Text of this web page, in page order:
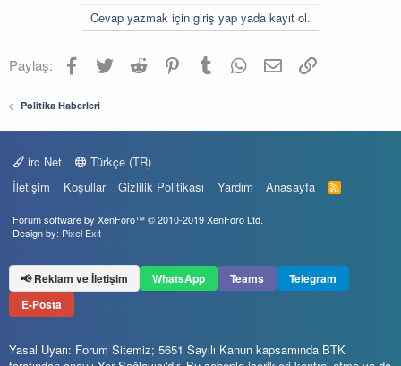
Cevap yazmak için giriş yap yada kayıt ol.
Paylaş: Facebook
TwitterReddit PinterestTumblr WhatsApp
E-postaLink
Politika Haberleri
irc Net
Türkçe (TR)
İletişim
Koşullar Gizlilik Politikası Yardım Anasayfa
R
S
Forum software by XenForo™© 2010-2019 XenForo Ltd.
Design by: Pixel Exit
📢 Reklam ve İletişim WhatsApp Teams
Telegram
E-Posta
Yasal Uyarı: Forum Sitemiz; 5651 Sayılı Kanun kapsamında BTK